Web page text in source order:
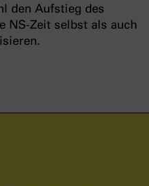
den Aufstieg des
NS-Zeit selbst als auch